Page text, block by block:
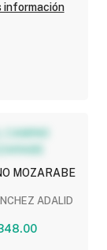
información
MOZARABE
ADALID